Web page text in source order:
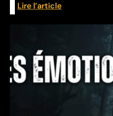
Lire l’article